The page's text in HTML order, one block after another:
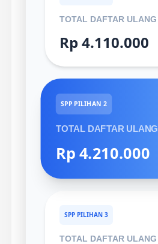
TOTAL DAFTAR ULANG
Rp 4.110.000
SPP PILIHAN 2
TOTAL DAFTAR ULANG
Rp 4.210.000
SPP PILIHAN 3
TOTAL DAFTAR ULANG